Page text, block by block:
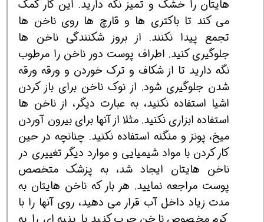
هایتان را خشک و تمیز نگه دارید. این کار کمک
می کند تا باکتری ها و قارچ ها روی ناخن ها
تجمع پیدا نکنند. از بروز شکنندگی ناخن ها
جلوگیری کنید. اطراف پوست دور ناخن را مرطوب
نگه دارید تا از شکاف و ترک خوردن و ورقه ورقه
شدن جلوگیری شود. از نوک ناخن برای باز کردن
اشیا استفاده نکنید، به عبارت دیگر، از ناخن ها
استفاده ابزاری نکنید. مثلا از آنها برای بیرون آوردن
میخ، پونز و منگنه استفاده نکنید. چنانچه در حین
کار کردن با مواد شیمیایی و موارد دیگر تغییری در
ناخن هایتان ایجاد شد، به پزشک متخصص
پوست مراجعه نمایید. هر بار که ناخن هایتان به
مدت زیاد داخل آب قرار می دهید، روی آنها را با